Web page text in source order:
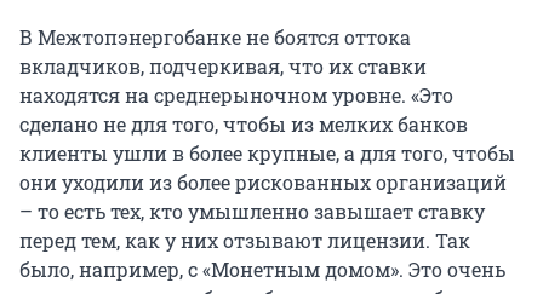
В Межтопэнергобанке не боятся оттока
вкладчиков, подчеркивая, что их ставки
находятся на среднерыночном уровне. «Это
сделано не для того, чтобы из мелких банков
клиенты ушли в более крупные, а для того, чтобы
они уходили из более рискованных организаций
– то есть тех, кто умышленно завышает ставку
перед тем, как у них отзывают лицензии. Так
было, например, с «Монетным домом». Это очень